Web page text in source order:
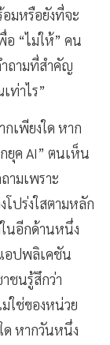
มหรือยังที่จะ
“ไม่ให้” คน
ำถามที่สำคัญ
ท่าไร”
เพียงใด หาก
ยุค AI” ตนเห็น
ามเพราะ
โปร่งใสตามหลัก
นอีกด้านหนึ่ง
อปพลิเคชัน
ชนรู้สึกว่า
ม่ใช่ของหน่วย
ด หากวันหนึ่ง